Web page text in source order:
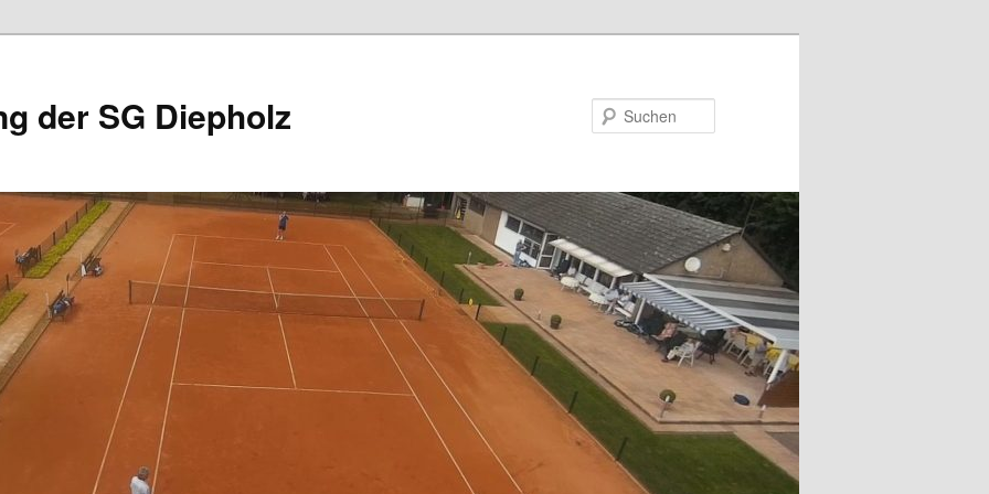
der SG Diepholz